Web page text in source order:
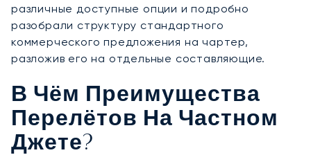
различные доступные опции и подробно
разобрали структуру стандартного
коммерческого предложения на чартер,
разложив его на отдельные составляющие.
В Чём Преимущества
Перелётов На Частном
Джете?